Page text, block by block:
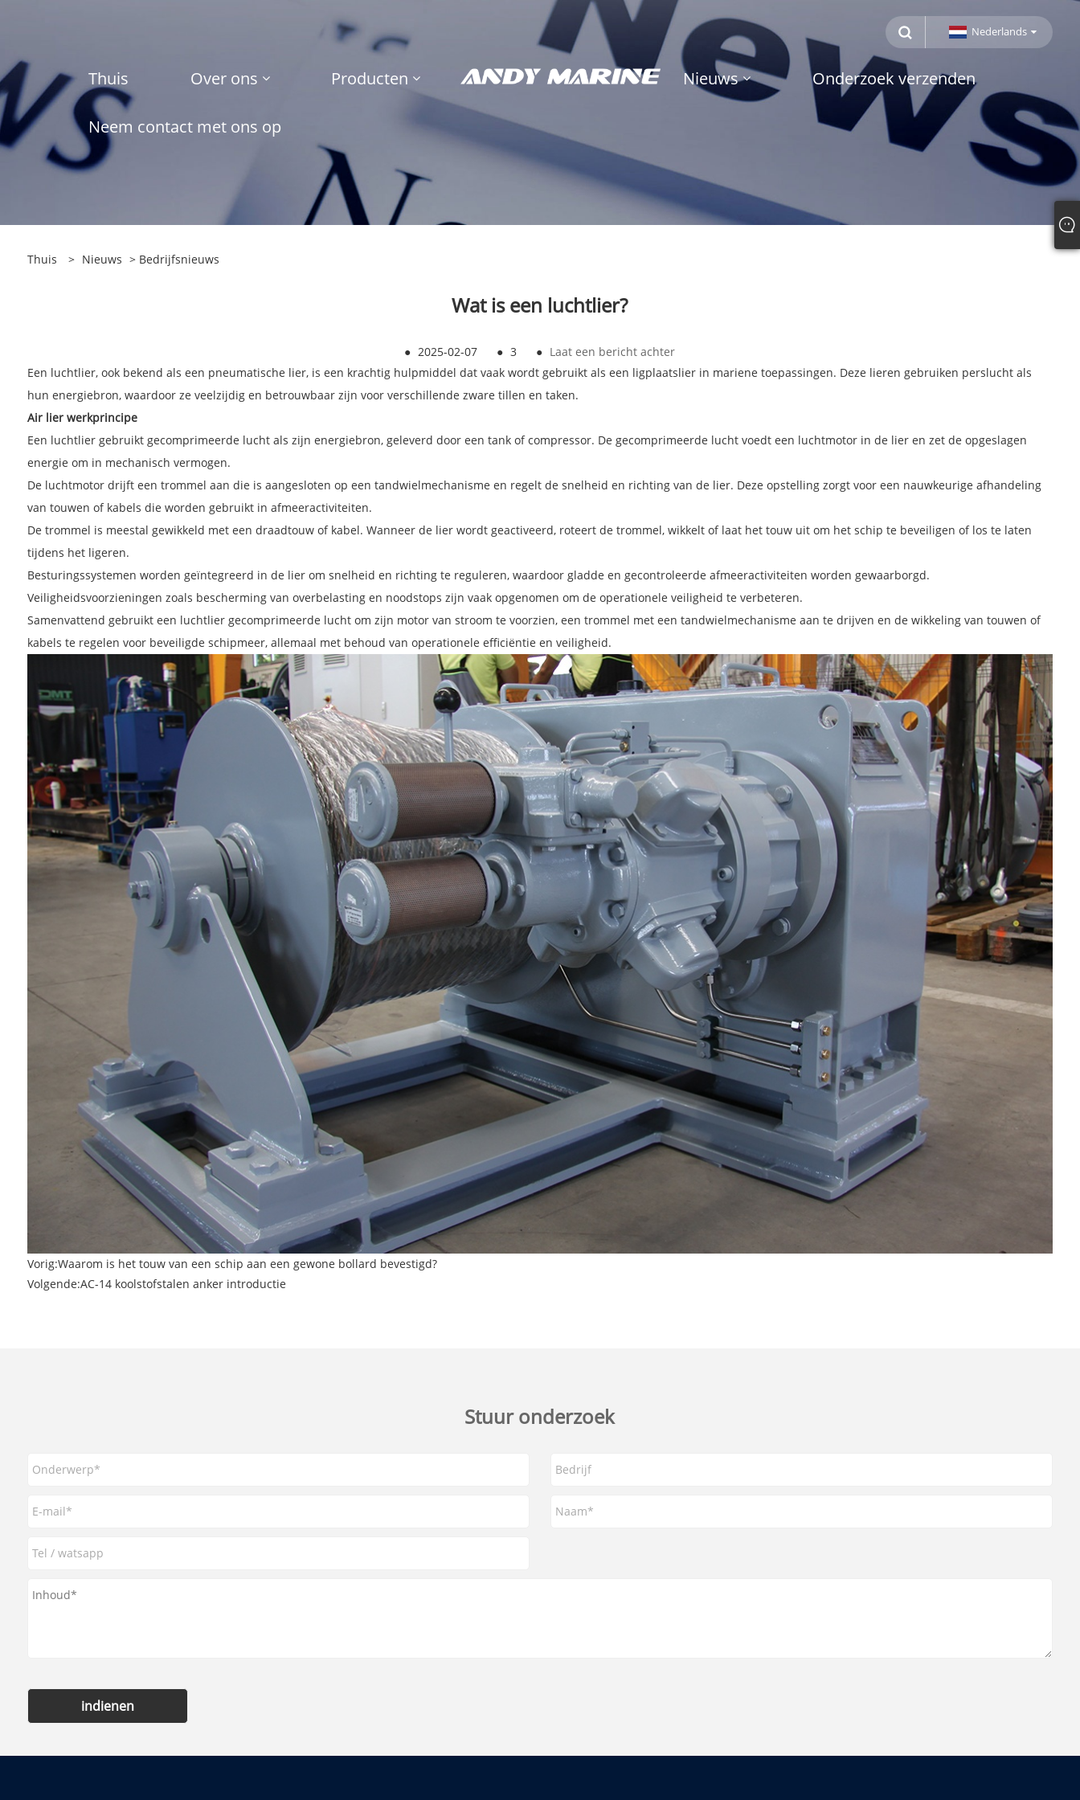
Nederlands
Thuis Over ons Producten Nieuws Onderzoek verzenden
Neem contact met ons op
Thuis > Nieuws > Bedrijfsnieuws
Wat is een luchtlier?
● 2025-02-07 ● 3 ● Laat een bericht achter
Een luchtlier, ook bekend als een pneumatische lier, is een krachtig hulpmiddel dat vaak wordt gebruikt als een ligplaatslier in mariene toepassingen. Deze lieren gebruiken perslucht als
hun energiebron, waardoor ze veelzijdig en betrouwbaar zijn voor verschillende zware tillen en taken.
Air lier werkprincipe
Een luchtlier gebruikt gecomprimeerde lucht als zijn energiebron, geleverd door een tank of compressor. De gecomprimeerde lucht voedt een luchtmotor in de lier en zet de opgeslagen
energie om in mechanisch vermogen.
De luchtmotor drijft een trommel aan die is aangesloten op een tandwielmechanisme en regelt de snelheid en richting van de lier. Deze opstelling zorgt voor een nauwkeurige afhandeling
van touwen of kabels die worden gebruikt in afmeeractiviteiten.
De trommel is meestal gewikkeld met een draadtouw of kabel. Wanneer de lier wordt geactiveerd, roteert de trommel, wikkelt of laat het touw uit om het schip te beveiligen of los te laten
tijdens het ligeren.
Besturingssystemen worden geïntegreerd in de lier om snelheid en richting te reguleren, waardoor gladde en gecontroleerde afmeeractiviteiten worden gewaarborgd.
Veiligheidsvoorzieningen zoals bescherming van overbelasting en noodstops zijn vaak opgenomen om de operationele veiligheid te verbeteren.
Samenvattend gebruikt een luchtlier gecomprimeerde lucht om zijn motor van stroom te voorzien, een trommel met een tandwielmechanisme aan te drijven en de wikkeling van touwen of
kabels te regelen voor beveiligde schipmeer, allemaal met behoud van operationele efficiëntie en veiligheid.
Vorig:Waarom is het touw van een schip aan een gewone bollard bevestigd?
Volgende:AC-14 koolstofstalen anker introductie
Stuur onderzoek
indienen